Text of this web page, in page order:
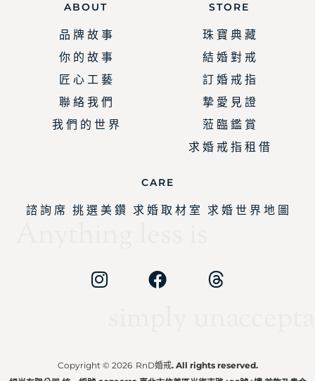
ABOUT
品 牌 故 事
你 的 故 事
匠 心 工 藝
聯 絡 我 們
我 們 的 世 界
STORE
珠 寶 典 藏
結 婚 對 戒
訂 婚 戒 指
摯 愛 見 證
蒞 臨 鑑 賞
求 婚 戒 指 租 借
CARE
諮 詢 席 挑 選 美 鑽 求 婚 取 材 室 求 婚 世 界 地 圖
Copyright © 2026 RnD婚戒. All rights reserved.